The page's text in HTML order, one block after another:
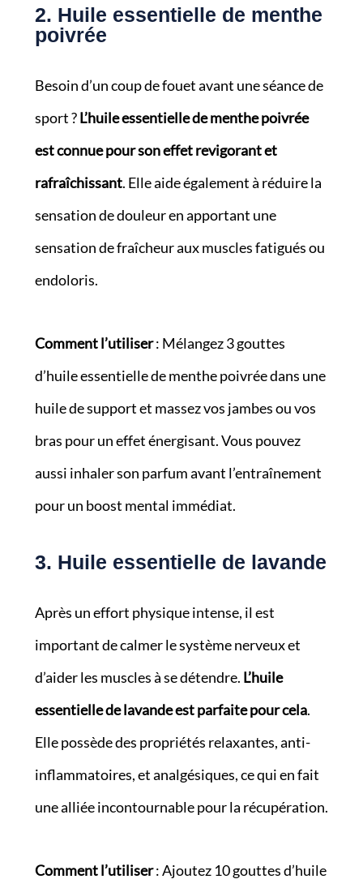
2. Huile essentielle de menthe
poivrée
Besoin d’un coup de fouet avant une séance de
sport ?L’huile essentielle de menthe poivrée
est connue pour son effet revigorant et
rafraîchissant. Elle aide également à réduire la
sensation de douleur en apportant une
sensation de fraîcheur aux muscles fatigués ou
endoloris.
Comment l’utiliser: Mélangez 3 gouttes
d’huile essentielle de menthe poivrée dans une
huile de support et massez vos jambes ou vos
bras pour un effet énergisant. Vous pouvez
aussi inhaler son parfum avant l’entraînement
pour un boost mental immédiat.
3. Huile essentielle de lavande
Après un effort physique intense, il est
important de calmer le système nerveux et
d’aider les muscles à se détendre. L’huile
essentielle de lavande est parfaite pour cela.
Elle possède des propriétés relaxantes, anti-
inflammatoires, et analgésiques, ce qui en fait
une alliée incontournable pour la récupération.
Comment l’utiliser: Ajoutez 10 gouttes d’huile